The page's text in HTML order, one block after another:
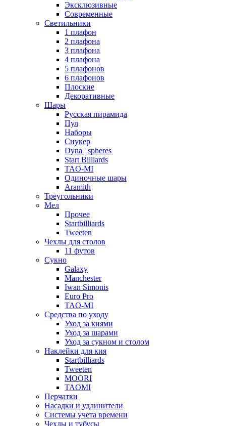
Эксклюзивные
Современные
Светильники
1 плафон
2 плафона
3 плафона
4 плафона
5 плафонов
6 плафонов
Плоские
Декоративные
Шары
Русская пирамида
Пул
Наборы
Снукер
Dyna | spheres
Start Billiards
TAO-MI
Одиночные шары
Aramith
Треугольники
Мел
Прочее
Startbilliards
Tweeten
Чехлы для столов
11 футов
Сукно
Galaxy
Manchester
Iwan Simonis
Euro Pro
TAO-MI
Средства по уходу
Уход за киями
Уход за шарами
Уход за сукном и столом
Наклейки для кия
Startbilliards
Tweeten
MOORI
TAOMI
Перчатки
Насадки и удлинители
Системы учета времени
Чехлы и тубусы